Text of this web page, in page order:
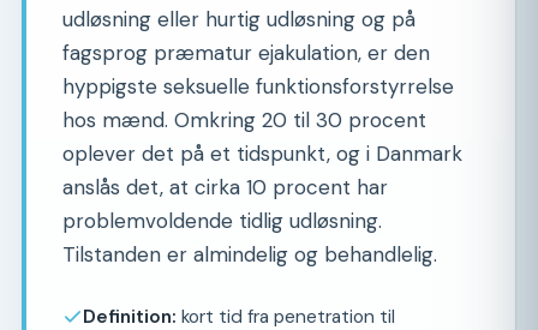
udløsning eller hurtig udløsning og på
fagsprog præmatur ejakulation, er den
hyppigste seksuelle funktionsforstyrrelse
hos mænd. Omkring 20 til 30 procent
oplever det på et tidspunkt, og i Danmark
anslås det, at cirka 10 procent har
problemvoldende tidlig udløsning.
Tilstanden er almindelig og behandlelig.
Definition: kort tid fra penetration til